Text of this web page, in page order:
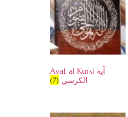
Ayat al Kursi آية
الكرسي (7)